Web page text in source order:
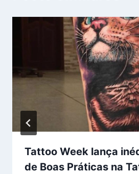
Tattoo Week lança
de Boas Práticas na